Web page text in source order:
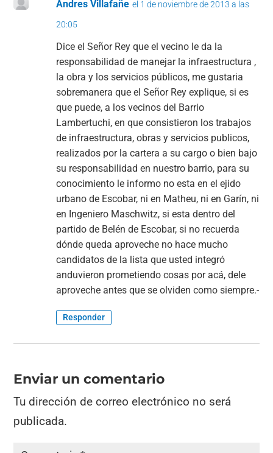
Andres Villafañe el 1 de noviembre de 2013 a las
20:05
Dice el Señor Rey que el vecino le da la
responsabilidad de manejar la infraestructura ,
la obra y los servicios públicos, me gustaria
sobremanera que el Señor Rey explique, si es
que puede, a los vecinos del Barrio
Lambertuchi, en que consistieron los trabajos
de infraestructura, obras y servicios publicos,
realizados por la cartera a su cargo o bien bajo
su responsabilidad en nuestro barrio, para su
conocimiento le informo no esta en el ejido
urbano de Escobar, ni en Matheu, ni en Garín, ni
en Ingeniero Maschwitz, si esta dentro del
partido de Belén de Escobar, si no recuerda
dónde queda aproveche no hace mucho
candidatos de la lista que usted integró
anduvieron prometiendo cosas por acá, dele
aproveche antes que se olviden como siempre.-
Responder
Enviar un comentario
Tu dirección de correo electrónico no será
publicada.